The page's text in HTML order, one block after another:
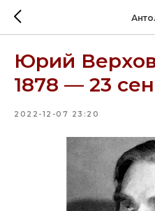
Юрий
1878 — 23
2022-12-07 23:20